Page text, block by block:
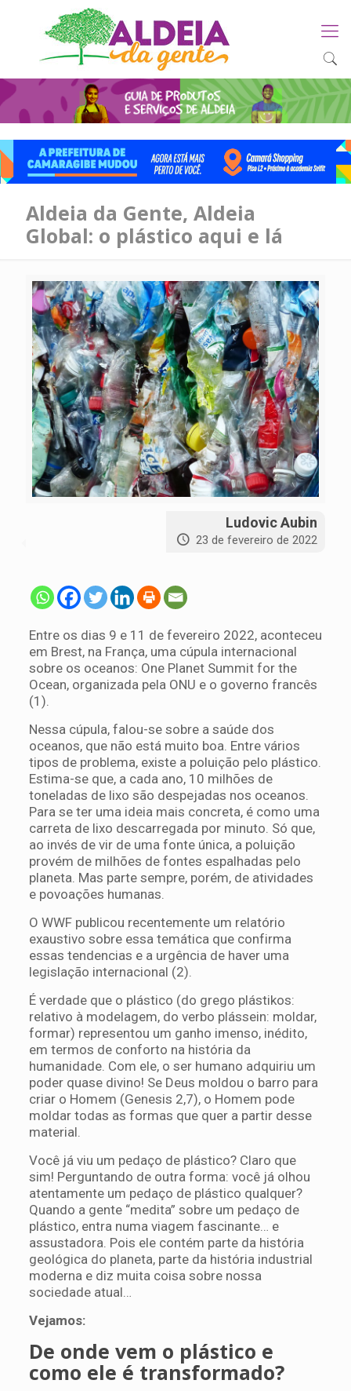
Aldeia da Gente, Aldeia
Global: o plástico aqui e lá
Ludovic Aubin
23 de fevereiro de 2022
Entre os dias 9 e 11 de fevereiro 2022, aconteceu
em Brest, na França, uma cúpula internacional
sobre os oceanos: One Planet Summit for the
Ocean, organizada pela ONU e o governo francês
(1).
Nessa cúpula, falou-se sobre a saúde dos
oceanos, que não está muito boa. Entre vários
tipos de problema, existe a poluição pelo plástico.
Estima-se que, a cada ano, 10 milhões de
toneladas de lixo são despejadas nos oceanos.
Para se ter uma ideia mais concreta, é como uma
carreta de lixo descarregada por minuto. Só que,
ao invés de vir de uma fonte única, a poluição
provém de milhões de fontes espalhadas pelo
planeta. Mas parte sempre, porém, de atividades
e povoações humanas.
O WWF publicou recentemente um relatório
exaustivo sobre essa temática que confirma
essas tendencias e a urgência de haver uma
legislação internacional (2).
É verdade que o plástico (do grego plástikos:
relativo à modelagem, do verbo plássein: moldar,
formar) representou um ganho imenso, inédito,
em termos de conforto na história da
humanidade. Com ele, o ser humano adquiriu um
poder quase divino! Se Deus moldou o barro para
criar o Homem (Genesis 2,7), o Homem pode
moldar todas as formas que quer a partir desse
material.
Você já viu um pedaço de plástico? Claro que
sim! Perguntando de outra forma: você já olhou
atentamente um pedaço de plástico qualquer?
Quando a gente “medita” sobre um pedaço de
plástico, entra numa viagem fascinante… e
assustadora. Pois ele contém parte da história
geológica do planeta, parte da história industrial
moderna e diz muita coisa sobre nossa
sociedade atual…
Vejamos:
De onde vem o plástico e
como ele é transformado?